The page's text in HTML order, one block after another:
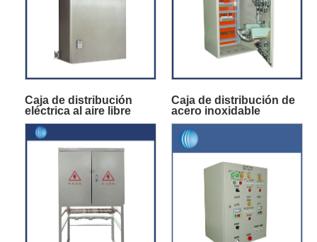
Caja de distribución
eléctrica al aire libre
Caja de distribución de
acero inoxidable